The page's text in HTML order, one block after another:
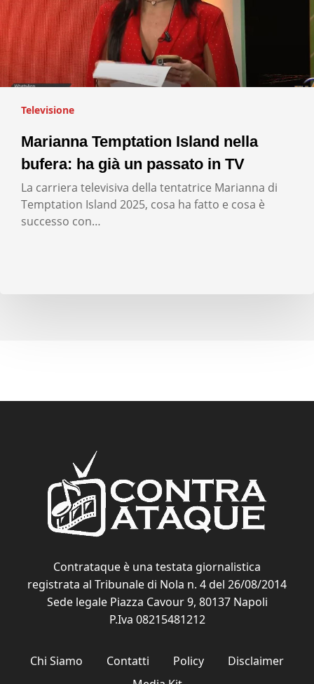
Televisione
Marianna Temptation Island nella
bufera: ha già un passato in TV
La carriera televisiva della tentatrice Marianna di
Temptation Island 2025, cosa ha fatto e cosa è
successo con…
Contrataque è una testata giornalistica
registrata al Tribunale di Nola n. 4 del 26/08/2014
Sede legale Piazza Cavour 9, 80137 Napoli
P.Iva 08215481212
Chi Siamo Contatti Policy
Disclaimer